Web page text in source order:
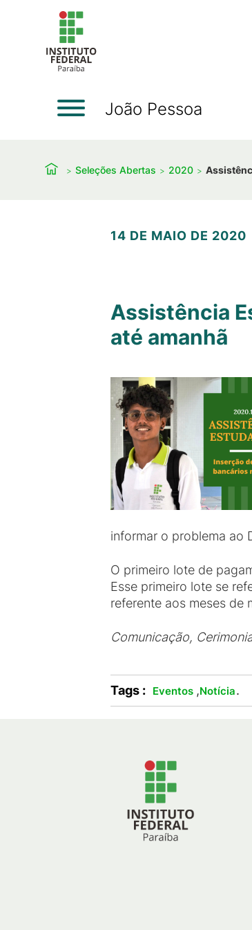
João Pessoa
Seleções Abertas 2020
14 DE MAIO DE 2020
Assistência
até amanhã
informar o problema ao
O primeiro lote de
Esse primeiro lote se
referente aos meses de
Comunicação,
Tags : Eventos ,Notícia.